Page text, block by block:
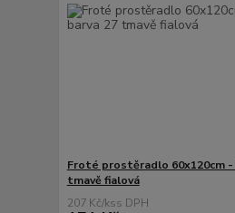
Froté prostěradlo 60x120cm -
tmavě fialová
207 Kč/ks